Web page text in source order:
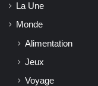
La Une
Monde
Alimentation
Jeux
Voyage